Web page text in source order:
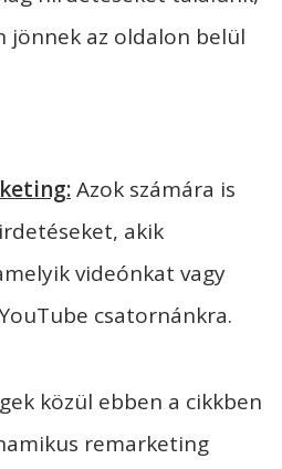
jönnek az oldalon belül
Azok számára is
akik
videónkat vagy
csatornánkra.
közül ebben a cikkben
remarketing